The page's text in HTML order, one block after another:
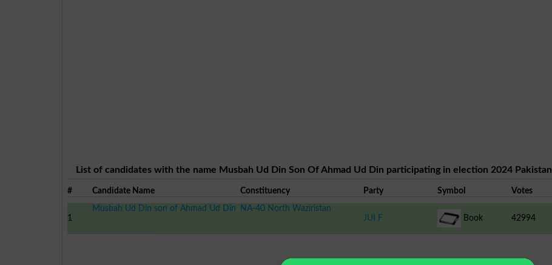
List of candidates with the name Musbah Ud Din Son Of Ahmad Ud Din participating in election 2024 Pakistan
# Candidate Name Constituency Party Symbol Votes
1
Musbah Ud Din son of Ahmad Ud Din
NA-40 North Waziristan
JUI F
Book 42994